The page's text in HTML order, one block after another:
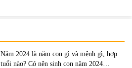
Năm 2024 là năm con gì và mệnh gì, hợp
tuổi nào? Có nên sinh con năm 2024